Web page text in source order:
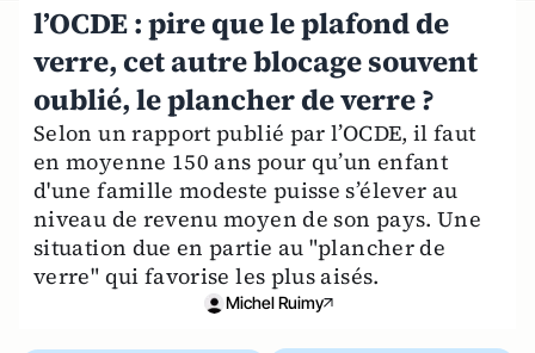
l’OCDE : pire que le plafond de
verre, cet autre blocage souvent
oublié, le plancher de verre ?
Selon un rapport publié par l’OCDE, il faut
en moyenne 150 ans pour qu’un enfant
d'une famille modeste puisse s’élever au
niveau de revenu moyen de son pays. Une
situation due en partie au "plancher de
verre" qui favorise les plus aisés.
Michel Ruimy